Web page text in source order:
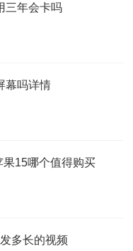
三年会卡吗
幕吗详情
15哪个值得购买
多长的视频